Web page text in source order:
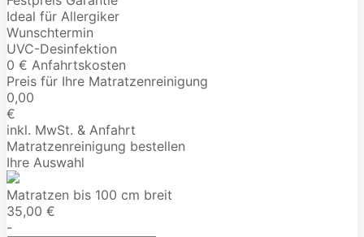
Ideal für Allergiker
Wunschtermin
UVC-Desinfektion
0 € Anfahrtskosten
Preis für Ihre Matratzenreinigung
0,00
€
inkl. MwSt. & Anfahrt
Matratzenreinigung bestellen
Ihre Auswahl
Matratzen bis 100 cm breit
35,00 €
-